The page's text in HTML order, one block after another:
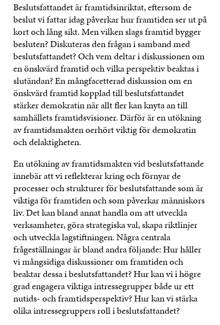
Beslutsfattandet är framtidsinriktat, eftersom de
beslut vi fattar idag påverkar hur framtiden ser ut på
kort och lång sikt. Men vilken slags framtid bygger
besluten? Diskuteras den frågan i samband med
beslutsfattandet? Och vem deltar i diskussionen om
en önskvärd framtid och vilka perspektiv beaktas i
slutändan? En mångfacetterad diskussion om en
önskvärd framtid kopplad till beslutsfattandet
stärker demokratin när allt fler kan knyta an till
samhällets framtidsvisioner. Därför är en utökning
av framtidsmakten oerhört viktig för demokratin
och delaktigheten.
En utökning av framtidsmakten vid beslutsfattande
innebär att vi reflekterar kring och förnyar de
processer och strukturer för beslutsfattande som är
viktiga för framtiden och som påverkar människors
liv. Det kan bland annat handla om att utveckla
verksamheter, göra strategiska val, skapa riktlinjer
och utveckla lagstiftningen. Några centrala
frågeställningar är bland andra följande: Hur håller
vi mångsidiga diskussioner om framtiden och
beaktar dessa i beslutsfattandet? Hur kan vi i högre
grad engagera viktiga intressegrupper både ur ett
nutids- och framtidsperspektiv? Hur kan vi stärka
olika intressegruppers roll i beslutsfattandet?